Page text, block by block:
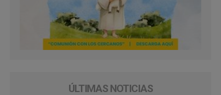
ÚLTIMAS NOTICIAS